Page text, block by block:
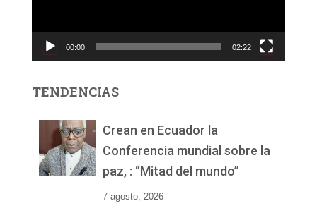
c
d
00:00 02:22
TENDENCIAS
Crean en Ecuador la
Conferencia mundial sobre la
paz, : “Mitad del mundo”
7 agosto, 2026